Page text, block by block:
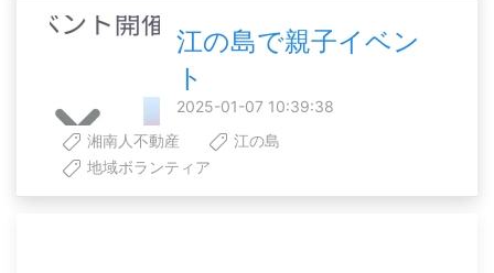
江の島で親子イベン
ト
2025-01-07 10:39:38
湘南人不動産
江の島
地域ボランティア